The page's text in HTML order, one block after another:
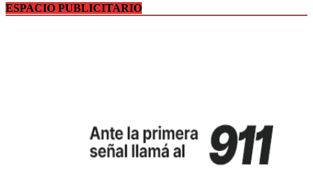
ESPACIO PUBLICITARIO